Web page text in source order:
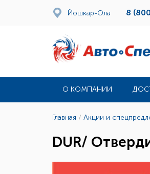
Йошкар-Ола 8
О КОМПАНИИ
Главная / Акции и
DUR/